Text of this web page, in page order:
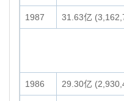
1987 31.63亿
1986 29.30亿